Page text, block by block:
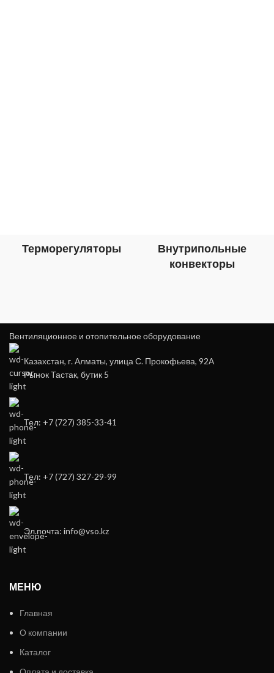
Терморегуляторы
Внутрипольные
конвекторы
Вентиляционное и отопительное оборудование
Казахстан, г. Алматы, улица С. Прокофьева, 92А
Рынок Тастак, бутик 5
Тел: +7 (727) 385-33-41
Тел: +7 (727) 327-29-99
Эл.почта: info@vso.kz
МЕНЮ
Главная
О компании
Каталог